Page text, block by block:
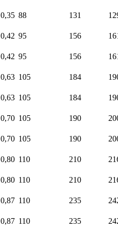
0,35 88 131
0,42 95 156
0,42 95 156
0,63 105 184
0,63 105 184
0,70 105 190
0,70 105 190
0,80 110 210
0,80 110 210
0,87 110 235
0,87 110 235